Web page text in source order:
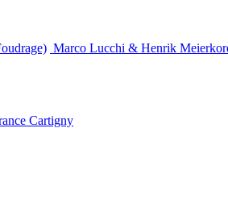
Marco Lucchi & Henrik
Cartigny